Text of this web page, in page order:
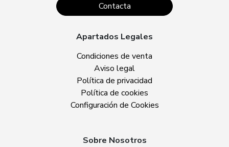
Contacta
Apartados Legales
Condiciones de venta
Aviso legal
Política de privacidad
Política de cookies
Configuración de Cookies
Sobre Nosotros